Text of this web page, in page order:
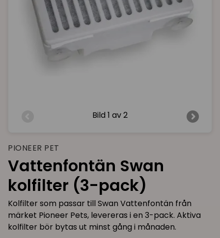
Bild 1 av 2
PIONEER PET
Vattenfontän Swan
kolfilter (3-pack)
Kolfilter som passar till Swan Vattenfontän från
märket Pioneer Pets, levereras i en 3-pack. Aktiva
kolfilter bör bytas ut minst gång i månaden.